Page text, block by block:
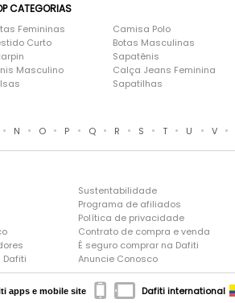
CATEGORIAS
Femininas
Curto
Masculino
Camisa Polo
Botas Masculinas
Sapatênis
Calça Jeans Feminina
Sapatilhas
• N • O • P • Q • R • S • T • U • V •
Dafiti
Sustentabilidade
Programa de afiliados
Política de privacidade
Contrato de compra e venda
É seguro comprar na Dafiti
Anuncie Conosco
apps e mobile site Dafiti international